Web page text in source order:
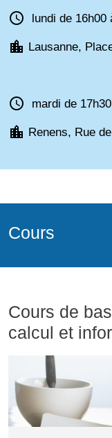
schedule lundi de 16h00
location_city Lausanne,
schedule mardi de
location_city Renens, Rue
Cours
Cours de
calcul et